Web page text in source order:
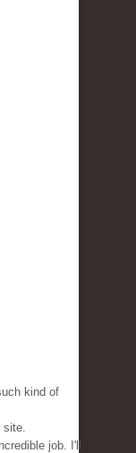
kind of
site.
job. I'll